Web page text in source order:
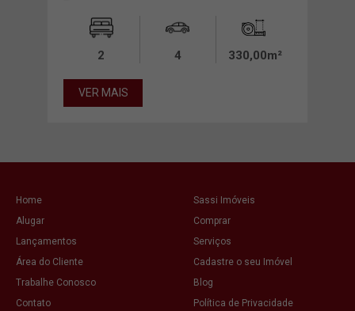
2 4 330,00m²
VER MAIS
Home
Sassi Imóveis
Alugar
Comprar
Lançamentos
Serviços
Área do Cliente
Cadastre o seu Imóvel
Trabalhe Conosco
Blog
Contato
Política de Privacidade